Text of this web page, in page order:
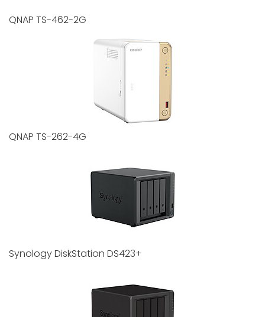
QNAP TS-462-2G
QNAP TS-262-4G
Synology DiskStation DS423+